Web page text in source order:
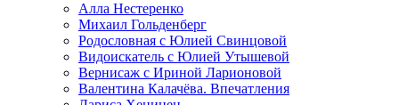
Алла Нестеренко
Михаил Гольденберг
Родословная с Юлией Свинцовой
Видоискатель с Юлией Утышевой
Вернисаж с Ириной Ларионовой
Валентина Калачёва. Впечатления